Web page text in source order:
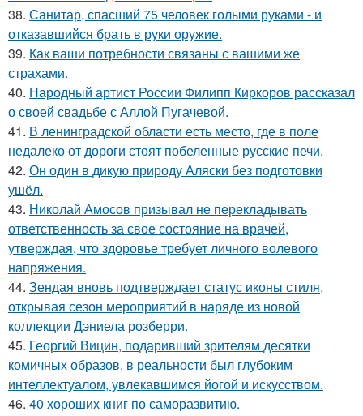
38. Санитар, спасший 75 человек голыми руками - и
отказавшийся брать в руки оружие.
39. Как ваши потребности связаны с вашими же
страхами.
40. Народный артист России Филипп Киркоров рассказал
о своей свадьбе с Аллой Пугачевой.
41. В ленинградской области есть место, где в поле
недалеко от дороги стоят побеленные русские печи.
42. Он один в дикую природу Аляски без подготовки
ушёл.
43. Николай Амосов призывал не перекладывать
ответственность за свое состояние на врачей,
утверждая, что здоровье требует личного волевого
напряжения.
44. Зендая вновь подтверждает статус иконы стиля,
открывая сезон мероприятий в наряде из новой
коллекции Дэниела розберри.
45. Георгий Вицин, подаривший зрителям десятки
комичных образов, в реальности был глубоким
интеллектуалом, увлекавшимся йогой и искусством.
46. 40 хороших книг по саморазвитию.